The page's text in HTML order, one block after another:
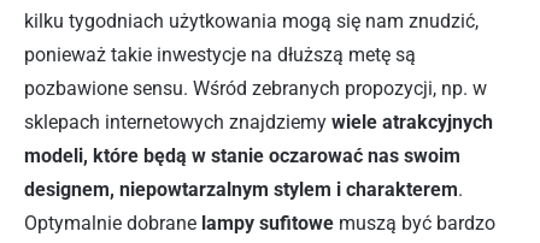
kilku tygodniach użytkowania mogą się nam znudzić,
ponieważ takie inwestycje na dłuższą metę są
pozbawione sensu. Wśród zebranych propozycji, np. w
sklepach internetowych znajdziemy wiele atrakcyjnych
modeli, które będą w stanie oczarować nas swoim
designem, niepowtarzalnym stylem i charakterem.
Optymalnie dobrane lampy sufitowe muszą być bardzo